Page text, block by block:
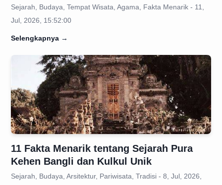
Sejarah, Budaya, Tempat Wisata, Agama, Fakta Menarik - 11,
Jul, 2026, 15:52:00
Selengkapnya →
11 Fakta Menarik tentang Sejarah Pura
Kehen Bangli dan Kulkul Unik
Sejarah, Budaya, Arsitektur, Pariwisata, Tradisi - 8, Jul, 2026,